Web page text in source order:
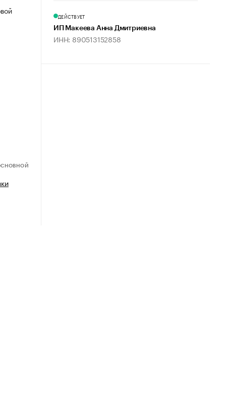
ДЕЙСТВУЕТ
ИП Макеева Анна Дмитриевна
ИНН: 890513152858